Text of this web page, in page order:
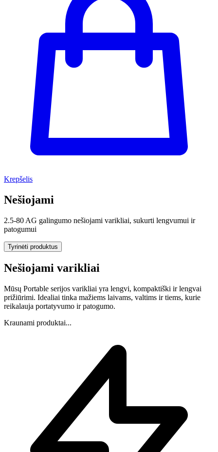
Krepšelis
Nešiojami
2.5-80 AG galingumo nešiojami varikliai, sukurti lengvumui ir
patogumui
Tyrinėti produktus
Nešiojami varikliai
Mūsų Portable serijos varikliai yra lengvi, kompaktiški ir lengvai
prižiūrimi. Idealiai tinka mažiems laivams, valtims ir tiems, kurie
reikalauja portatyvumo ir patogumo.
Kraunami produktai...